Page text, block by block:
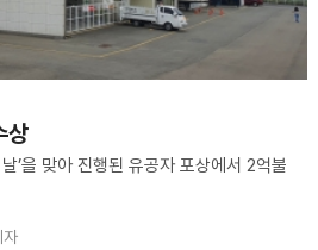
상
’을 맞아 진행된 유공자 포상에서 2억불
자